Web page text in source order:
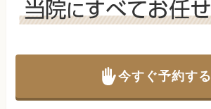
今すぐ予約する